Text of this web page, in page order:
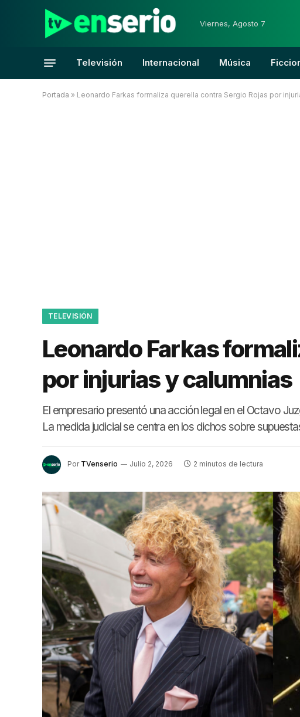
Viernes, Agosto 7
Televisión Internacional Música
Portada » Leonardo Farkas formaliza querella contra Sergio Rojas por
TELEVISIÓN
Leonardo Farkas
por injurias y calumnias
El empresario presentó una acción legal en el Octavo
La medida judicial se centra en los dichos sobre
Por TVenserio Julio 2, 2026 2 minutos de lectura